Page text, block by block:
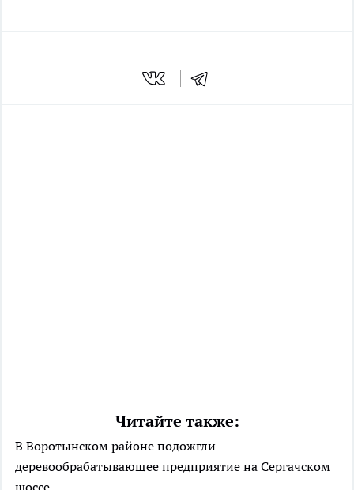
Читайте также:
В Воротынском районе подожгли
деревообрабатывающее предприятие на Сергачском